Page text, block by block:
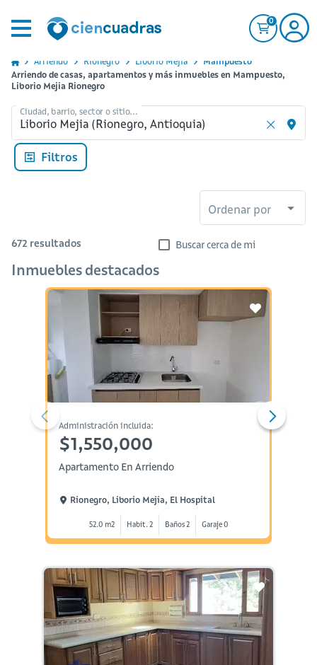
0
Arriendo Rionegro Liborio Mejia
Mampuesto
Arriendo de casas, apartamentos y más inmuebles en Mampuesto,
Liborio Mejia Rionegro
Ciudad, barrio, sector o sitio...
Filtros
Ordenar por
672 resultados Buscar cerca de mi
Inmuebles destacados
Administración incluida:
$1,550,000
Apartamento En Arriendo
Rionegro, Liborio Mejia, El Hospital
52.0 m2 Habit. 2 Baños 2 Garaje 0